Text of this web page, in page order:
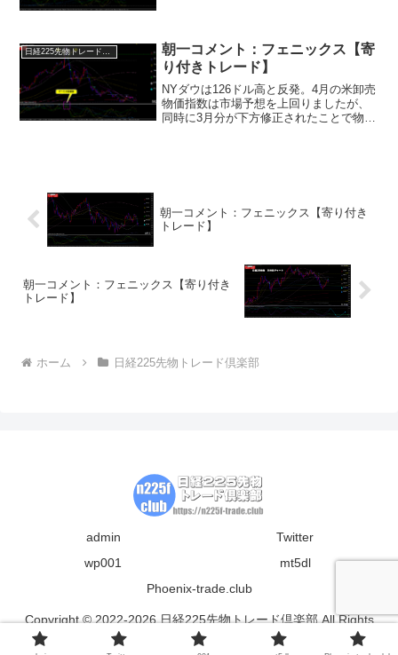
ジ...
日経225先物トレード倶楽部
朝一コメント：フェニックス【寄
り付きトレード】
NYダウは126ドル高と反発。4月の米卸売
物価指数は市場予想を上回りましたが、
同時に3月分が下方修正されたことで物価
朝一コメント：フェニックス【寄り付き
トレード】
朝一コメント：フェニックス【寄り付き
トレード】
ホーム 日経225先物トレード倶楽部
admin
Twitter
wp001
mt5dl
Phoenix-trade.club
Copyright © 2022-2026 日経225先物トレード倶楽部 All Rights
Reserved.